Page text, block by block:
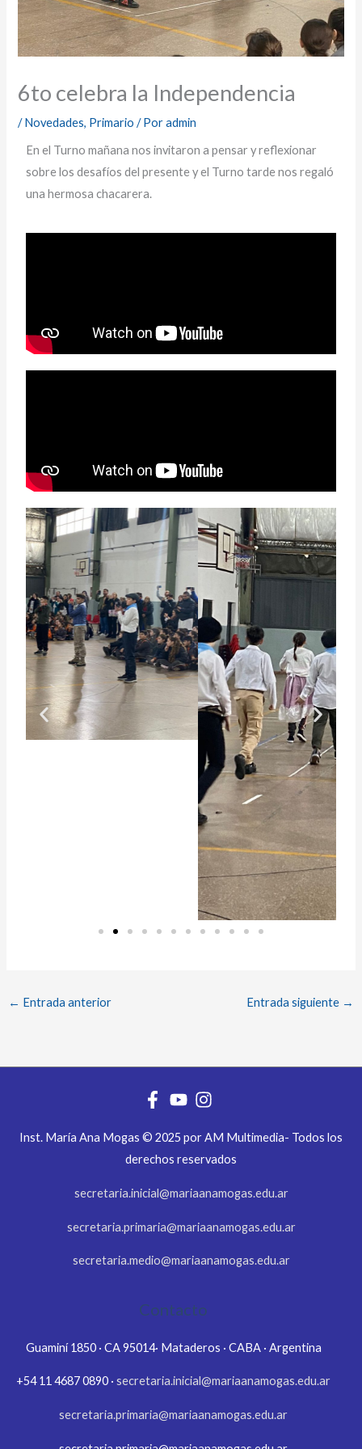
6to celebra la Independencia
/Novedades, Primario / Poradmin
En el Turno mañana nos invitaron a pensar y reflexionar
sobre los desafíos del presente y el Turno tarde nos regaló
una hermosa chacarera.
← Entrada anterior Entrada siguiente →
Inst. María Ana Mogas © 2025 por AM Multimedia- Todos los
derechos reservados
secretaria.inicial@mariaanamogas.edu.ar
secretaria.primaria@mariaanamogas.edu.ar
secretaria.medio@mariaanamogas.edu.ar
Contacto
Guaminí 1850 · CA 95014· Mataderos · CABA · Argentina
+54 11 4687 0890 · secretaria.inicial@mariaanamogas.edu.ar
secretaria.primaria@mariaanamogas.edu.ar